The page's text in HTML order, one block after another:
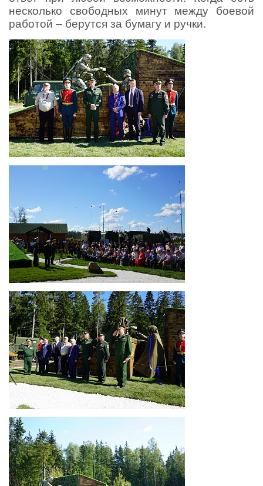
несколько свободных минут между боевой
работой – берутся за бумагу и ручки.